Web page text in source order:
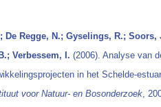
De Regge, N.; Gyselings, R.;
Verbessem, I. (2006). Analyse van
in het Schelde-
voor Natuur- en Bosonderzoek,